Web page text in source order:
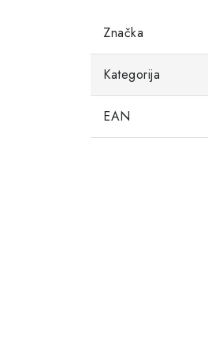
Značka
Kategorija
EAN